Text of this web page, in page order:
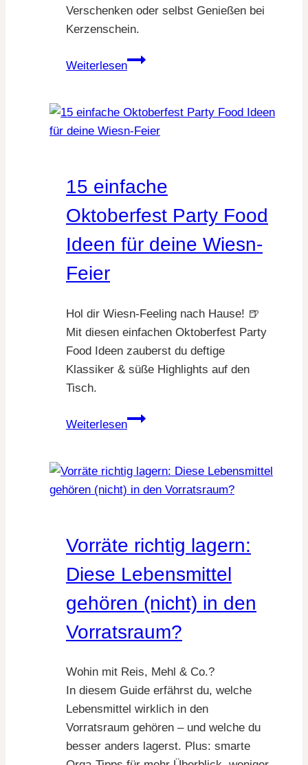
Verschenken oder selbst Genießen bei
Kerzenschein.
Weiterlesen
Lebkuchen
himmlisch
duftende
gemütliche
Wintertage
15 einfache
Oktoberfest Party Food
Ideen für deine Wiesn-
Feier
Hol dir Wiesn-Feeling nach Hause! 🍺
Mit diesen einfachen Oktoberfest Party
Food Ideen zauberst du deftige
Klassiker & süße Highlights auf den
Tisch.
Weiterlesen
15
Party
Food
deine
Wiesn-
Feier
Vorräte richtig lagern:
Diese Lebensmittel
gehören (nicht) in den
Vorratsraum?
Wohin mit Reis, Mehl & Co.?
In diesem Guide erfährst du, welche
Lebensmittel wirklich in den
Vorratsraum gehören – und welche du
besser anders lagerst. Plus: smarte